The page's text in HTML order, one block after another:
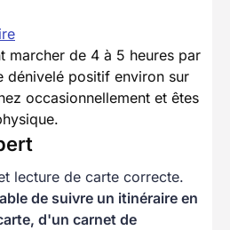
marcher de 4 à 5 heures par
dénivelé positif environ sur
occasionnellement et êtes
lecture de carte correcte.
de suivre un itinéraire en
d'un carnet de